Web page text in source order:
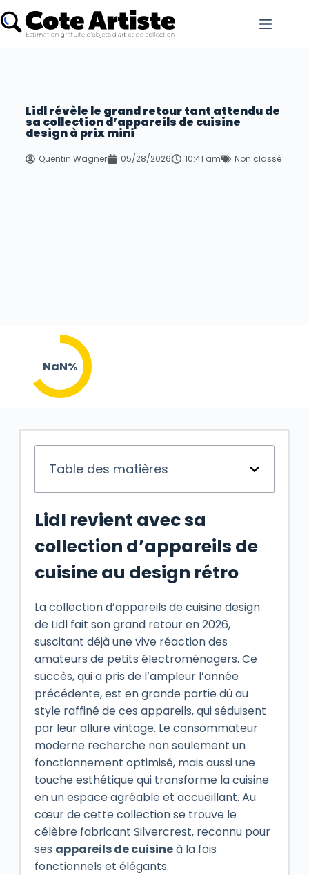
Lidl révèle le grand retour tant attendu de
sa collection d’appareils de cuisine
design à prix mini
Quentin.Wagner 05/28/2026 10:41 am Non classé
NaN%
Table des matières
Lidl revient avec sa
collection d’appareils de
cuisine au design rétro
La collection d’appareils de cuisine design
de Lidl fait son grand retour en 2026,
suscitant déjà une vive réaction des
amateurs de petits électroménagers. Ce
succès, qui a pris de l’ampleur l’année
précédente, est en grande partie dû au
style raffiné de ces appareils, qui séduisent
par leur allure vintage. Le consommateur
moderne recherche non seulement un
fonctionnement optimisé, mais aussi une
touche esthétique qui transforme la cuisine
en un espace agréable et accueillant. Au
cœur de cette collection se trouve le
célèbre fabricant Silvercrest, reconnu pour
ses appareils de cuisineà la fois
fonctionnels et élégants.